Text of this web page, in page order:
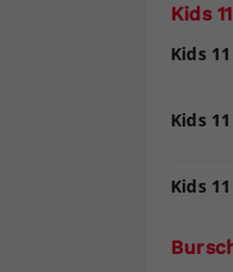
Kids 11
Kids
Kids
Kids